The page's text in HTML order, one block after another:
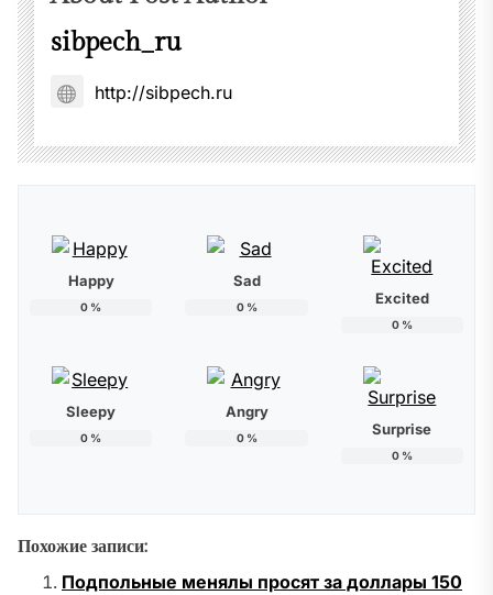
sibpech_ru
http://sibpech.ru
Happy
0 %
Sad
0% Excited
0%
Sleepy
0 %
Angry
0% Surprise
0%
Похожие записи:
Подпольные менялы просят за доллары 150